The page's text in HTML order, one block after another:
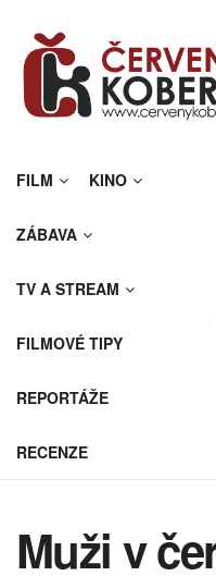
FILM KINO
ZÁBAVA
TV A STREAM
FILMOVÉ TIPY
REPORTÁŽE
RECENZE
Muži v